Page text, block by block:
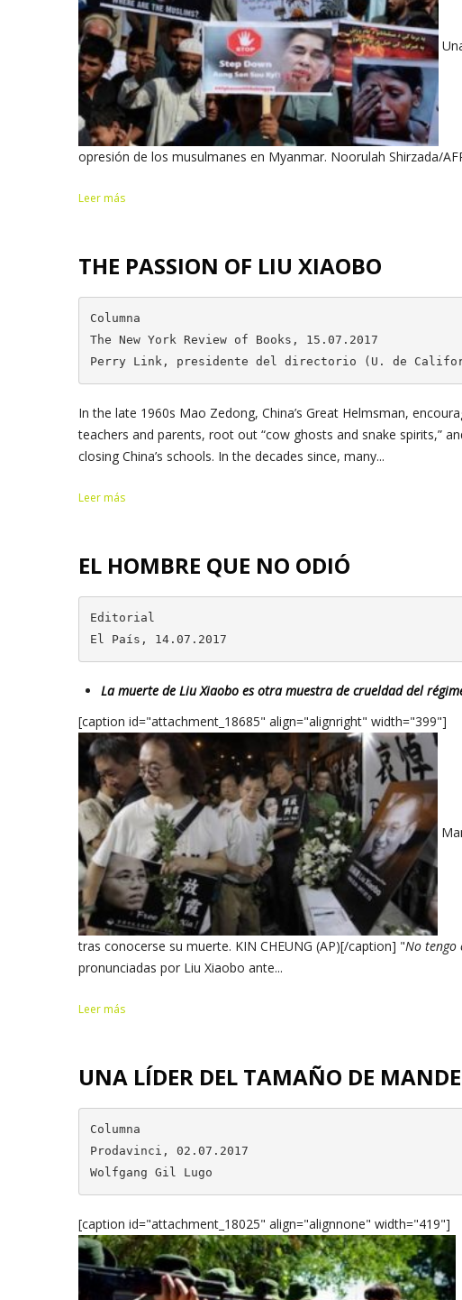
opresión de los musulmanes en Myanmar. Noorulah Shirzada/
Leer más
THE PASSION OF LIU XIAOBO
Columna
The New York Review of Books, 15.07.2017
Perry Link, presidente del directorio (U. de
In the late 1960s Mao Zedong, China’s Great Helmsman,
teachers and parents, root out “cow ghosts and snake spirits,”
closing China’s schools. In the decades since, many...
Leer más
EL HOMBRE QUE NO ODIÓ
Editorial
El País, 14.07.2017
La muerte de Liu Xiaobo es otra muestra de crueldad del
[caption id="attachment_18685" align="alignright" width="399"]
tras conocerse su muerte. KIN CHEUNG (AP)[/caption] "No tengo
pronunciadas por Liu Xiaobo ante...
Leer más
UNA LÍDER DEL TAMAÑO DE
Columna
Prodavinci, 02.07.2017
Wolfgang Gil Lugo
[caption id="attachment_18025" align="alignnone" width="419"]